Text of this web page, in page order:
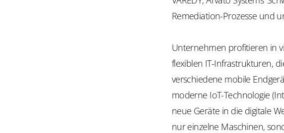
Remediation-Prozesse und
Unternehmen profitieren in
flexiblen IT-Infrastrukturen,
verschiedene mobile
moderne IoT-Technologie
neue Geräte in die digitale
nur einzelne Maschinen,